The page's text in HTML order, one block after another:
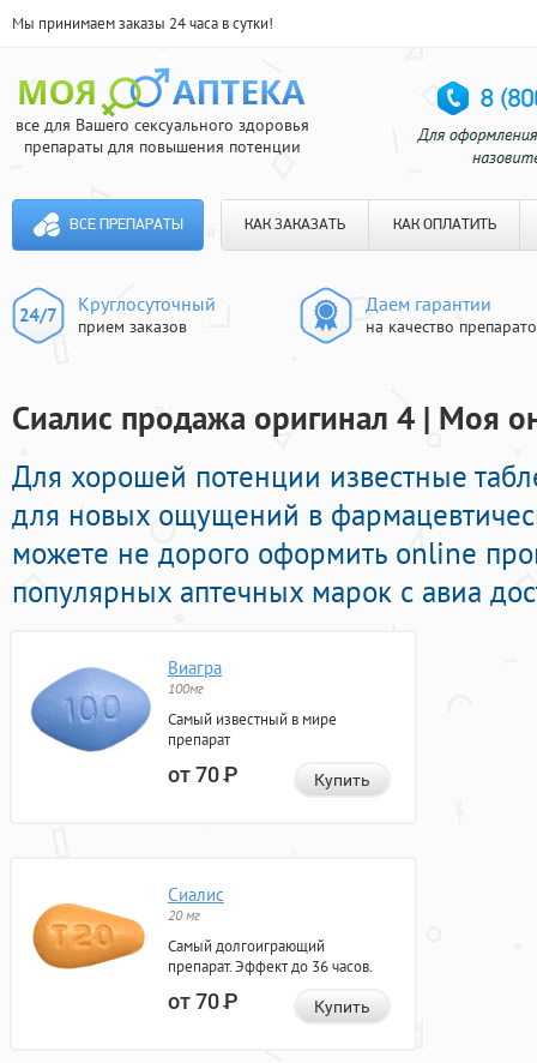
Мы принимаем заказы 24 часа в сутки!
все для Вашего сексуального здоровья
препараты для повышения потенции
ВСЕ ПРЕПАРАТЫ КАК ЗАКАЗАТЬ КАК ОПЛАТИТЬ
Круглосуточный
прием заказов
Даем гарантии
на качество
Сиалис продажа оригинал 4 | Моя
Для хорошей потенции известные
для новых ощущений в
можете не дорого оформить online
популярных аптечных марок с авиа
Виагра
100мг
Самый известный в мире
препарат
от 70Р Купить
Сиалис
20 мг
Самый долгоиграющий
препарат. Эффект до 36 часов.
от 70Р Купить